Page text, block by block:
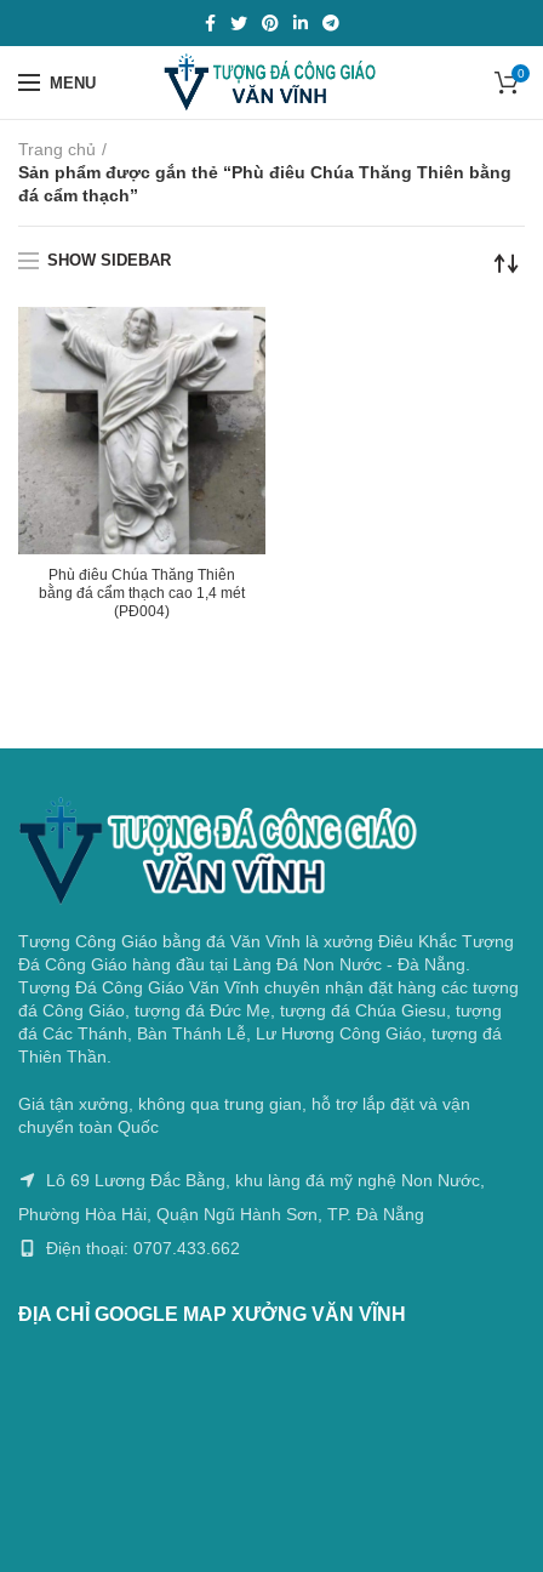
MENU 0
Trang chủ
Sản phẩm được gắn thẻ “Phù điêu Chúa Thăng Thiên bằng
đá cẩm thạch”
SHOW SIDEBAR
Phù điêu Chúa Thăng Thiên
bằng đá cẩm thạch cao 1,4 mét
(PĐ004)
Tượng Công Giáo bằng đá Văn Vĩnh là xưởng Điêu Khắc Tượng
Đá Công Giáo hàng đầu tại Làng Đá Non Nước - Đà Nẵng.
Tượng Đá Công Giáo Văn Vĩnh chuyên nhận đặt hàng các tượng
đá Công Giáo, tượng đá Đức Mẹ, tượng đá Chúa Giesu, tượng
đá Các Thánh, Bàn Thánh Lễ, Lư Hương Công Giáo, tượng đá
Thiên Thần.
Giá tận xưởng, không qua trung gian, hỗ trợ lắp đặt và vận
chuyển toàn Quốc
Lô 69 Lương Đắc Bằng, khu làng đá mỹ nghệ Non Nước,
Phường Hòa Hải, Quận Ngũ Hành Sơn, TP. Đà Nẵng
Điện thoại: 0707.433.662
ĐỊA CHỈ GOOGLE MAP XƯỞNG VĂN VĨNH